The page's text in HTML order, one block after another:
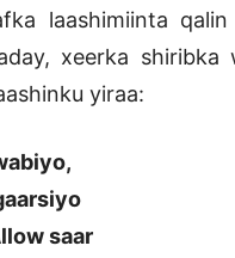
laashimiinta
xeerka shiribka
yiraa:
saar